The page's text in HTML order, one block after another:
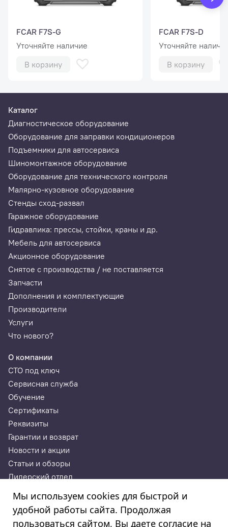
FCAR F7S-G
Уточняйте наличие
В корзину
FCAR F7S-D
Уточняйте
В корзину
Каталог
Диагностическое оборудование
Оборудование для заправки кондиционеров
Подъемники для автосервиса
Шиномонтажное оборудование
Оборудование для технического контроля
Малярно-кузовное оборудование
Стенды сход-развал
Гаражное оборудование
Гидравлика: прессы, стойки, краны и др.
Мебель для автосервиса
Акционное оборудование
Снятое с производства / не поставляется
Запчасти
Дополнения и комплектующие
Производители
Услуги
Что нового?
О компании
СТО под ключ
Сервисная служба
Обучение
Сертификаты
Реквизиты
Гарантии и возврат
Новости и акции
Статьи и обзоры
Дилерский отдел
ИП Годунова Лариса Леонидовна
ИНН 532108772827, ОГРНИП 308532130300022, ОКПО
Мы используем cookies для быстрой и
удобной работы сайта. Продолжая
пользоваться сайтом, Вы даете согласие на